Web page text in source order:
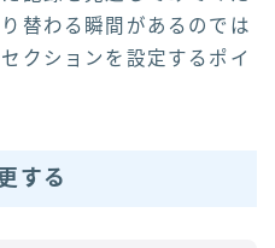
替わる瞬間があるのでは
クションを設定するポイ
する